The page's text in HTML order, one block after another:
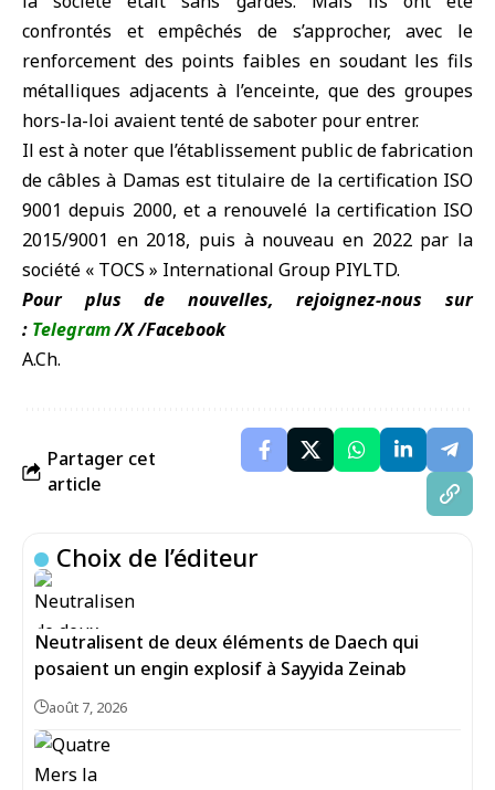
confrontés et empêchés de s’approcher, avec le
renforcement des points faibles en soudant les fils
métalliques adjacents à l’enceinte, que des groupes
hors-la-loi avaient tenté de saboter pour entrer.
Il est à noter que l’établissement public de fabrication
de câbles à Damas est titulaire de la certification ISO
9001 depuis 2000, et a renouvelé la certification ISO
2015/9001 en 2018, puis à nouveau en 2022 par la
société « TOCS » International Group PIYLTD.
Pour plus de nouvelles, rejoignez-nous sur
: Telegram/X/Facebook
A.Ch.
Partager cet
article
Choix de l’éditeur
Neutralisent de deux éléments de Daech qui
posaient un engin explosif à Sayyida Zeinab
août 7, 2026